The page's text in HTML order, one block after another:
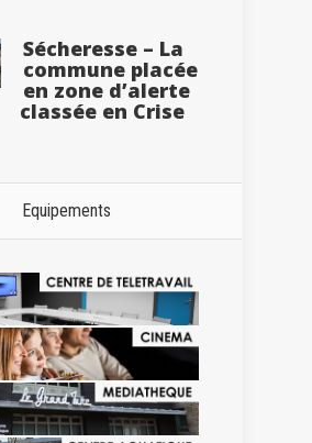
Sécheresse – La
commune placée
en zone d’alerte
classée en Crise
Equipements